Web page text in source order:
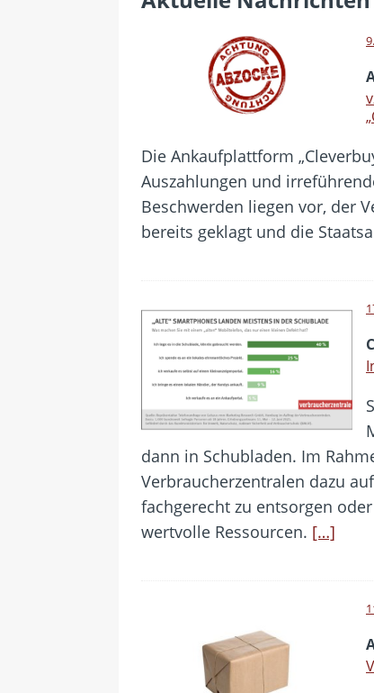
[ 21. Juli 2026 ]
[ 20. Juli 2026 ]
BKA
[ 5. August 2026 ]
Die Ankaufplattform
Auszahlungen und
Beschwerden liegen vor, der
bereits geklagt und die
dann in Schubladen. Im
Verbraucherzentralen dazu
fachgerecht zu entsorgen
wertvolle Ressourcen. […]